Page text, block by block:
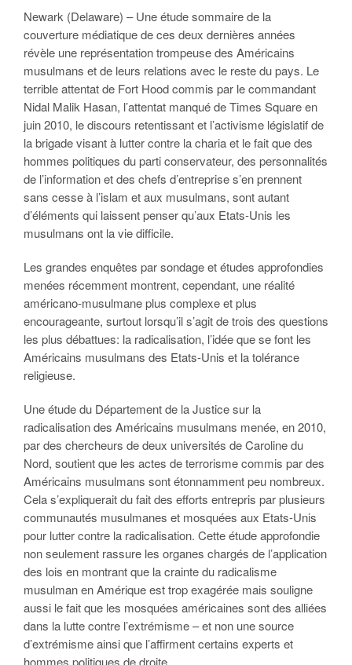
Newark (Delaware) – Une étude sommaire de la
couverture médiatique de ces deux dernières années
révèle une représentation trompeuse des Américains
musulmans et de leurs relations avec le reste du pays. Le
terrible attentat de Fort Hood commis par le commandant
Nidal Malik Hasan, l’attentat manqué de Times Square en
juin 2010, le discours retentissant et l’activisme législatif de
la brigade visant à lutter contre lachariaet le fait que des
hommes politiques du parti conservateur, des personnalités
de l’information et des chefs d’entreprise s’en prennent
sans cesse à l’islam et aux musulmans, sont autant
d’éléments qui laissent penser qu’aux Etats-Unis les
musulmans ont la vie difficile.
Les grandes enquêtes par sondage et études approfondies
menées récemment montrent, cependant, une réalité
américano-musulmane plus complexe et plus
encourageante, surtout lorsqu’il s’agit de trois des questions
les plus débattues: la radicalisation, l’idée que se font les
Américains musulmans des Etats-Unis et la tolérance
religieuse.
Une étude du Département de la Justice sur la
radicalisation des Américains musulmans menée, en 2010,
par des chercheurs de deux universités de Caroline du
Nord, soutient que les actes de terrorisme commis par des
Américains musulmans sont étonnamment peu nombreux.
Cela s’expliquerait du fait des efforts entrepris par plusieurs
communautés musulmanes et mosquées aux Etats-Unis
pour lutter contre la radicalisation. Cette étude approfondie
non seulement rassure les organes chargés de l’application
des lois en montrant que la crainte du radicalisme
musulman en Amérique est trop exagérée mais souligne
aussi le fait que les mosquées américaines sont des alliées
dans la lutte contre l’extrémisme – et non une source
d’extrémisme ainsi que l’affirment certains experts et
hommes politiques de droite.